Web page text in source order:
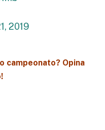
2019
campeonato? Opina